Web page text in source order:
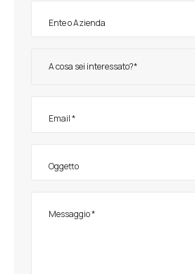
A cosa sei interessato?*